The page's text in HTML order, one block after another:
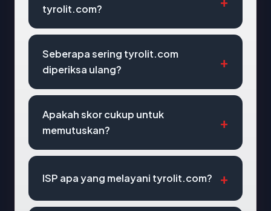
tyrolit.com?
Seberapa sering tyrolit.com
diperiksa ulang?
Apakah skor cukup untuk
memutuskan?
ISP apa yang melayani tyrolit.com?